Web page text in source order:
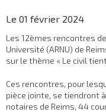
Le 01 février 2024
Les 12èmes rencontres
Université (ARNU) de
sur le thème « Le civil
Ces rencontres, pour
pièce jointe, se tiendront
notaires de Reims, 44